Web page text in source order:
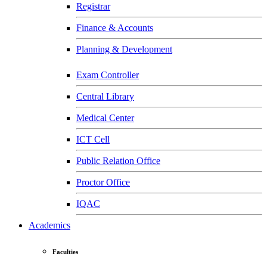
Registrar
Finance & Accounts
Planning & Development
Exam Controller
Central Library
Medical Center
ICT Cell
Public Relation Office
Proctor Office
IQAC
Academics
Faculties